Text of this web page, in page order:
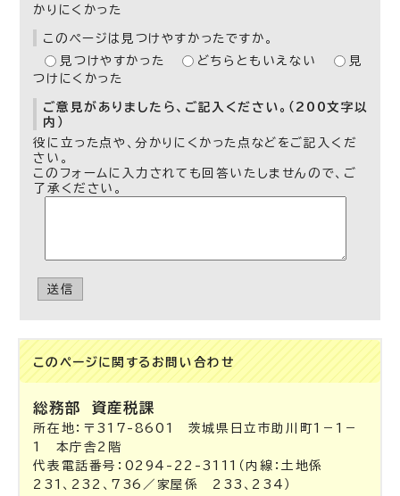
かりにくかった
このページは見つけやすかったですか。
見つけやすかった
どちらともいえない
見
つけにくかった
ご意見がありましたら、ご記入ください。（200文字以
内）
役に立った点や、分かりにくかった点などをご記入くだ
さい。
このフォームに入力されても回答いたしませんので、ご
了承ください。
送信
このページに関する お問い合わせ
総務部 資産税課
所在地：〒317-8601 茨城県日立市助川町1－1－
1 本庁舎2階
代表電話番号：0294-22-3111（内線：土地係
231、232、736／家屋係 233、234）